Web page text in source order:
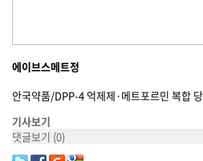
에이브스메트정
안국약품/DPP-4 억제제·메트포르민 복합
기사보기
댓글보기 (0)